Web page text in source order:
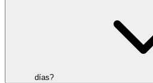
días?